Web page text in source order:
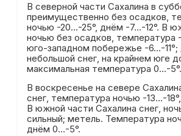
В северной части Сахалина в
преимущественно без осадков,
ночью -20…-25°, днём -7…-12°. В
ночью без осадков, температура
юго-западном побережье -6…-11°;
небольшой снег, на крайнем юге
максимальная температура 0…-5°.
В воскресенье на севере
снег, температура ночью -13…-
В южной части Сахалина снег,
сильный; метель. Температура
днём 0…-5°.